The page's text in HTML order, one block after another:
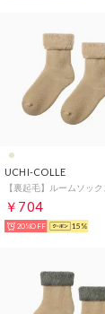
UCHI-COLLE
￥704
20%OFF 15%